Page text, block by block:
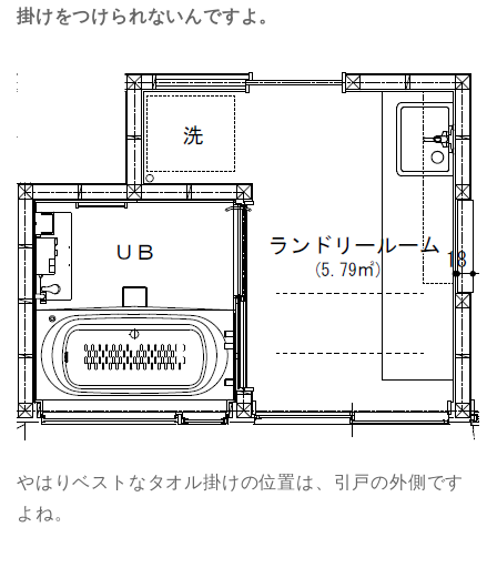
掛けをつけられないんですよ。
やはりベストなタオル掛けの位置は、引戸の外側です
よね。